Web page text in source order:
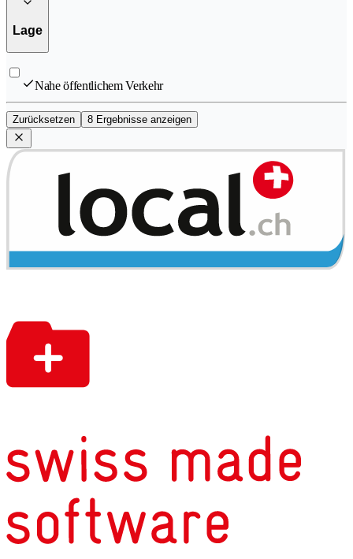
Lage
Nahe öffentlichem Verkehr
Zurücksetzen 8 Ergebnisse anzeigen